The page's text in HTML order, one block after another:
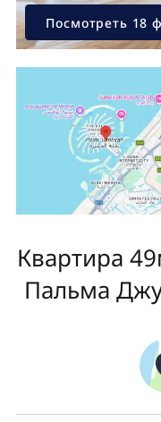
Посмотреть 18
Квартира
Пальма